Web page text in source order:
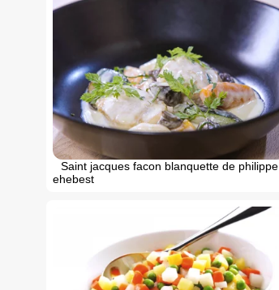
Saint jacques facon blanquette de philippe
ehebest